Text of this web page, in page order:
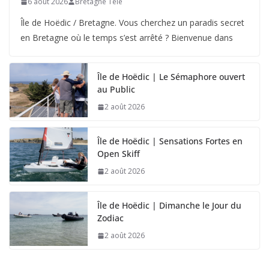
6 août 2026 Bretagne Télé
Île de Hoëdic / Bretagne. Vous cherchez un paradis secret
en Bretagne où le temps s’est arrêté ? Bienvenue dans
Île de Hoëdic | Le Sémaphore ouvert
au Public
2 août 2026
Île de Hoëdic | Sensations Fortes en
Open Skiff
2 août 2026
Île de Hoëdic | Dimanche le Jour du
Zodiac
2 août 2026